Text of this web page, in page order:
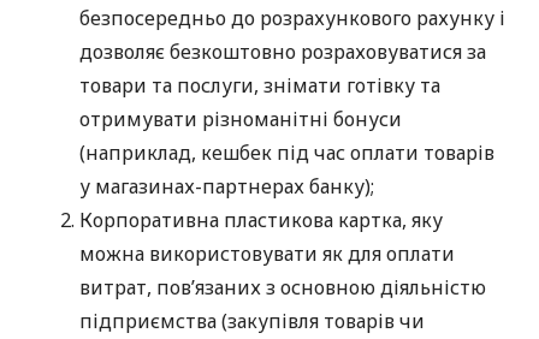
безпосередньо до розрахункового рахунку і
дозволяє безкоштовно розраховуватися за
товари та послуги, знімати готівку та
отримувати різноманітні бонуси
(наприклад, кешбек під час оплати товарів
у магазинах-партнерах банку);
Корпоративна пластикова картка, яку
можна використовувати як для оплати
витрат, пов’язаних з основною діяльністю
підприємства (закупівля товарів чи